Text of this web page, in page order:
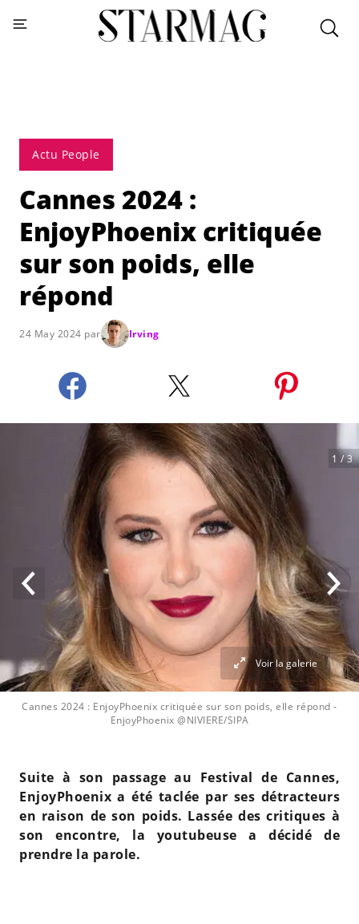
Actu People
Cannes 2024 :
EnjoyPhoenix critiquée
sur son poids, elle
répond
24 May 2024 par Irving
Cannes 2024 : EnjoyPhoenix critiquée sur son poids, elle répond -
EnjoyPhoenix @NIVIERE/SIPA
1 / 3
Voir la galerie
Suite à son passage au Festival de Cannes,
EnjoyPhoenix a été taclée par ses détracteurs
en raison de son poids. Lassée des critiques à
son encontre, la youtubeuse a décidé de
prendre la parole.